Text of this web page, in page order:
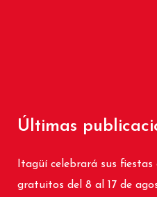
Últimas
Itagüí celebrará sus
gratuitos del 8 al 17 de